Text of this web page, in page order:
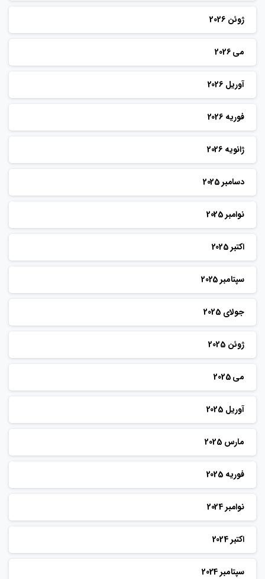
ژوئن 2026
می 2026
آوریل 2026
فوریه 2026
ژانویه 2026
دسامبر 2025
نوامبر 2025
اکتبر 2025
سپتامبر 2025
جولای 2025
ژوئن 2025
می 2025
آوریل 2025
مارس 2025
فوریه 2025
نوامبر 2024
اکتبر 2024
سپتامبر 2024